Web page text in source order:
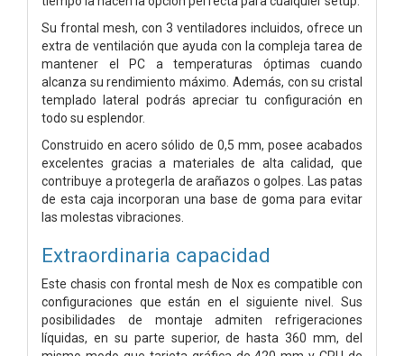
Su frontal mesh, con 3 ventiladores incluidos, ofrece un
extra de ventilación que ayuda con la compleja tarea de
mantener el PC a temperaturas óptimas cuando
alcanza su rendimiento máximo. Además, con su cristal
templado lateral podrás apreciar tu configuración en
todo su esplendor.
Construido en acero sólido de 0,5 mm, posee acabados
excelentes gracias a materiales de alta calidad, que
contribuye a protegerla de arañazos o golpes. Las patas
de esta caja incorporan una base de goma para evitar
las molestas vibraciones.
Extraordinaria capacidad
Este chasis con frontal mesh de Nox es compatible con
configuraciones que están en el siguiente nivel. Sus
posibilidades de montaje admiten refrigeraciones
líquidas, en su parte superior, de hasta 360 mm, del